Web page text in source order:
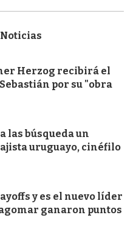
Herzog recibirá el
por su "obra
las búsqueda un
uruguayo, cinéfilo
y es el nuevo líder
ganaron puntos